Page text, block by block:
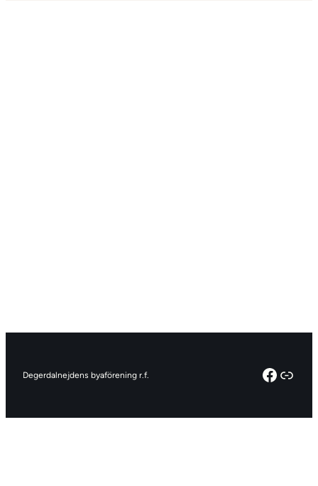
Degerdalnejdens byaförening r.f.